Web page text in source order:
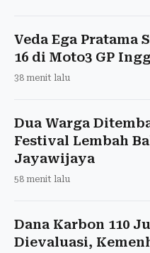
Veda Ega Pratama
16 di Moto3 GP
38 menit lalu
Dua Warga
Festival Lembah
Jayawijaya
58 menit lalu
Dana Karbon 110
Dievaluasi,